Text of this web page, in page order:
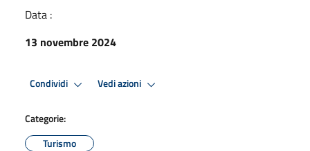
Data :
13 novembre 2024
Condividi Vedi azioni
Categorie:
Turismo